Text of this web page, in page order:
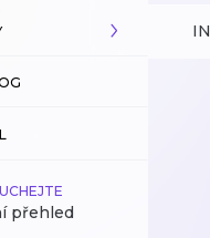
přehled